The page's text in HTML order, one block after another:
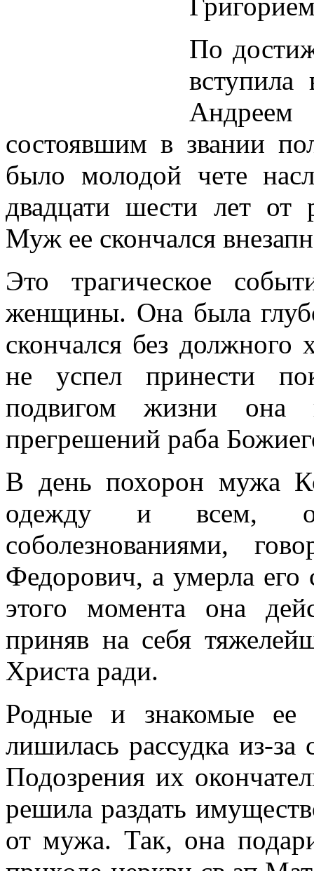
По
состоявшим в звании
было молодой чете
двадцати шести лет от
Муж ее скончался
Это трагическое
женщины. Она была
скончался без должного
не успел принести
подвигом жизни она
прегрешений раба
В день похорон мужа
одежду и всем,
соболезнованиями,
Федорович, а умерла его
этого момента она
приняв на себя
Христа ради.
Родные и знакомые ее
лишилась рассудка из-за
Подозрения их
решила раздать
от мужа. Так, она